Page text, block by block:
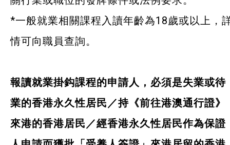
*一般就業相關課程入讀年齡為18歲或以上，
情可向職員查詢。
報讀就業掛鈎課程的申請人，必須是失業或待
業的香港永久性居民／持《前往港澳通行證》
來港的香港居民／經香港永久性居民作為保證